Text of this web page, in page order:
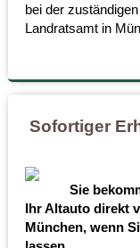
bei der
Landratsamt in
Sofortiger
Sie
Ihr Altauto direkt
München, wenn